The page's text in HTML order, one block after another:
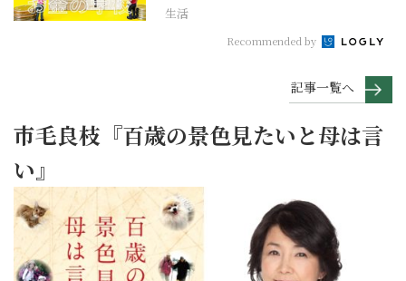
生活
Recommended by
記事一覧へ
市毛良枝『百歳の景色見たいと母は言
い』